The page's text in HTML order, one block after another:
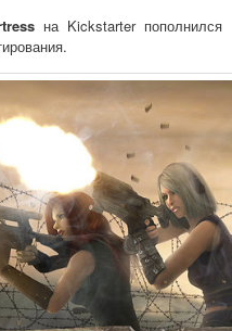
на Kickstarter